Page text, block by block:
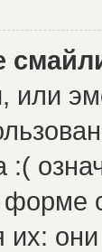
или
:(
форме
их: